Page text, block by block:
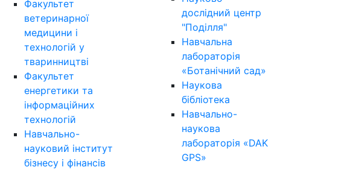
Факультет
ветеринарної
медицини і
технологій у
тваринництві
Факультет
енергетики та
інформаційних
технологій
Навчально-
науковий інститут
бізнесу і фінансів
дослідний центр
"Поділля"
Навчальна
лабораторія
«Ботанічний сад»
Наукова
бібліотека
Навчально-
наукова
лабораторія «DAK
GPS»